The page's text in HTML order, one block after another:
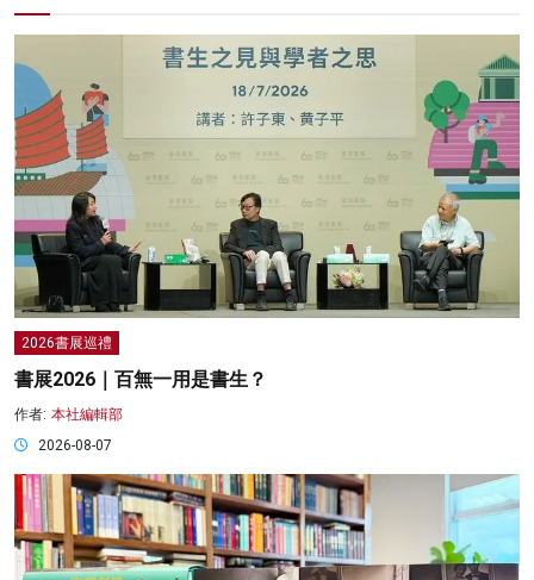
2026書展巡禮
書展2026｜百無一用是書生？
作者: 本社編輯部
2026-08-07